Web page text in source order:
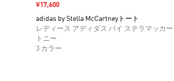
セール価格
¥17,600
adidas by Stella McCartneyトート
レディース アディダス バイ ステラマッカー
トニー
3 カラー